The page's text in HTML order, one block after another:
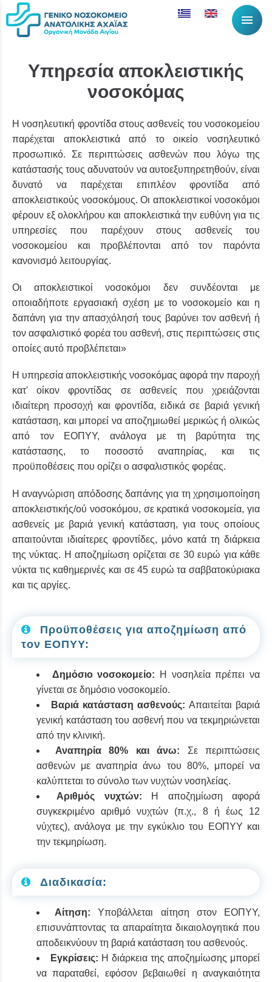
menu
Υπηρεσία αποκλειστικής
νοσοκόμας
Η νοσηλευτική φροντίδα στους ασθενείς του νοσοκομείου
παρέχεται αποκλειστικά από το οικείο νοσηλευτικό
προσωπικό. Σε περιπτώσεις ασθενών που λόγω της
κατάστασής τους αδυνατούν να αυτοεξυπηρετηθούν, είναι
δυνατό να παρέχεται επιπλέον φροντίδα από
αποκλειστικούς νοσοκόμους. Οι αποκλειστικοί νοσοκόμοι
φέρουν εξ ολοκλήρου και αποκλειστικά την ευθύνη για τις
υπηρεσίες που παρέχουν στους ασθενείς του
νοσοκομείου και προβλέπονται από τον παρόντα
κανονισμό λειτουργίας.
Οι αποκλειστικοί νοσοκόμοι δεν συνδέονται με
οποιαδήποτε εργασιακή σχέση με το νοσοκομείο και η
δαπάνη για την απασχόλησή τους βαρύνει τον ασθενή ή
τον ασφαλιστικό φορέα του ασθενή, στις περιπτώσεις στις
οποίες αυτό προβλέπεται»
Η υπηρεσία αποκλειστικής νοσοκόμας αφορά την παροχή
κατ' οίκον φροντίδας σε ασθενείς που χρειάζονται
ιδιαίτερη προσοχή και φροντίδα, ειδικά σε βαριά γενική
κατάσταση, και μπορεί να αποζημιωθεί μερικώς ή ολικώς
από τον ΕΟΠΥΥ, ανάλογα με τη βαρύτητα της
κατάστασης, το ποσοστό αναπηρίας, και τις
προϋποθέσεις που ορίζει ο ασφαλιστικός φορέας.
Η αναγνώριση απόδοσης δαπάνης για τη χρησιμοποίηση
αποκλειστικής/ού νοσοκόμου, σε κρατικά νοσοκομεία, για
ασθενείς με βαριά γενική κατάσταση, για τους οποίους
απαιτούνται ιδιαίτερες φροντίδες, μόνο κατά τη διάρκεια
της νύκτας. Η αποζημίωση ορίζεται σε 30 ευρώ για κάθε
νύκτα τις καθημερινές και σε 45 ευρώ τα σαββατοκύριακα
και τις αργίες.
Προϋποθέσεις για αποζημίωση από
τον ΕΟΠΥΥ:
Δημόσιο νοσοκομείο:
Η νοσηλεία πρέπει να
γίνεται σε δημόσιο νοσοκομείο.
Βαριά κατάσταση ασθενούς: Απαιτείται βαριά
γενική κατάσταση του ασθενή που να τεκμηριώνεται
από την κλινική.
Αναπηρία 80% και άνω: Σε περιπτώσεις
ασθενών με αναπηρία άνω του 80%, μπορεί να
καλύπτεται το σύνολο των νυχτών νοσηλείας.
Αριθμός νυχτών:
Η αποζημίωση αφορά
συγκεκριμένο αριθμό νυχτών (π.χ., 8 ή έως 12
νύχτες), ανάλογα με την εγκύκλιο του ΕΟΠΥΥ και
την τεκμηρίωση.
Διαδικασία:
Αίτηση:Υποβάλλεται αίτηση στον ΕΟΠΥΥ,
επισυνάπτοντας τα απαραίτητα δικαιολογητικά που
αποδεικνύουν τη βαριά κατάσταση του ασθενούς.
Εγκρίσεις: Η διάρκεια της αποζημίωσης μπορεί
να παραταθεί, εφόσον βεβαιωθεί η αναγκαιότητα